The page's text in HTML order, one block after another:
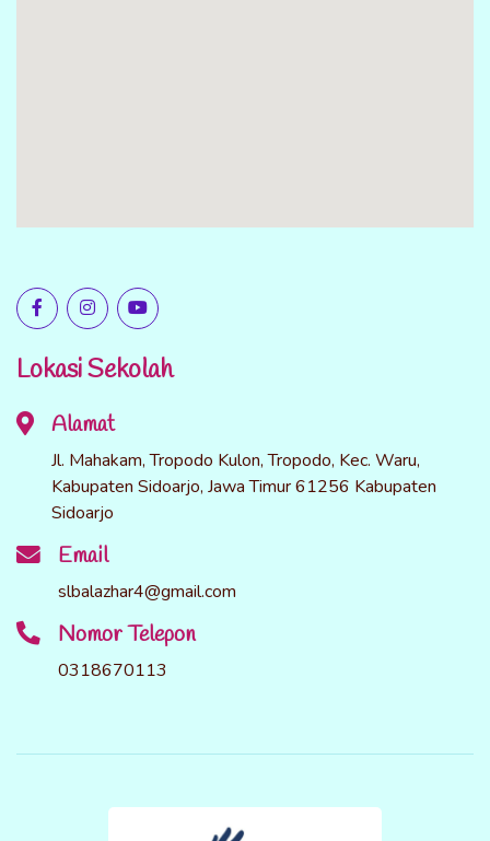
Lokasi Sekolah
Alamat
Jl. Mahakam, Tropodo Kulon, Tropodo, Kec. Waru,
Kabupaten Sidoarjo, Jawa Timur 61256 Kabupaten
Sidoarjo
Email
slbalazhar4@gmail.com
Nomor Telepon
0318670113